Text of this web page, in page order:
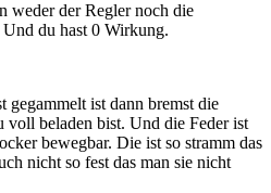
weder der Regler noch die
du hast 0 Wirkung.
gegammelt ist dann bremst die
voll beladen bist. Und die Feder ist
bewegbar. Die ist so stramm das
nicht so fest das man sie nicht